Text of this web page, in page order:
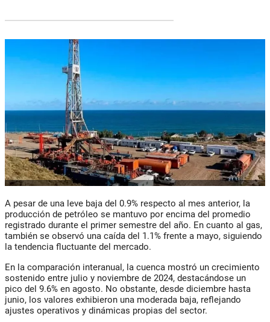
A pesar de una leve baja del 0.9% respecto al mes anterior, la
producción de petróleo se mantuvo por encima del promedio
registrado durante el primer semestre del año. En cuanto al gas,
también se observó una caída del 1.1% frente a mayo, siguiendo
la tendencia fluctuante del mercado.
En la comparación interanual, la cuenca mostró un crecimiento
sostenido entre julio y noviembre de 2024, destacándose un
pico del 9.6% en agosto. No obstante, desde diciembre hasta
junio, los valores exhibieron una moderada baja, reflejando
ajustes operativos y dinámicas propias del sector.